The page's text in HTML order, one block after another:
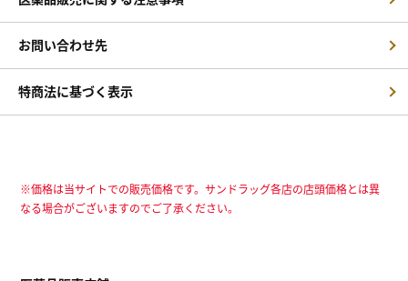
お問い合わせ先
特商法に基づく表示
※価格は当サイトでの販売価格です。サンドラッグ各店の店頭価格とは異
なる場合がございますのでご了承ください。